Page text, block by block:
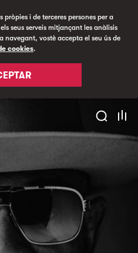
i de terceres persones per a
seus serveis mitjançant les anàlisis
navegant, vostè accepta el seu ús de
cookies.